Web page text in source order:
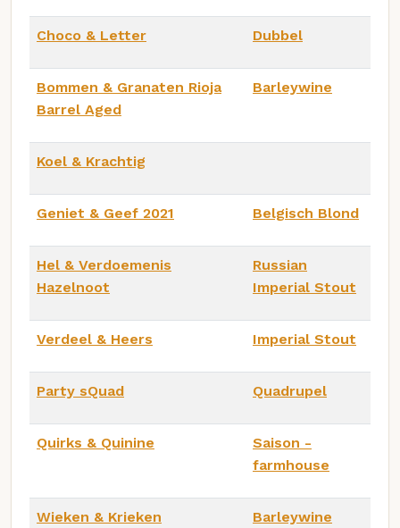
Choco & Letter Dubbel
Bommen & Granaten Rioja
Barrel Aged
Barleywine
Koel & Krachtig
Geniet & Geef 2021 Belgisch Blond
Hel & Verdoemenis
Hazelnoot
Russian
Imperial Stout
Verdeel & Heers Imperial Stout
Party sQuad Quadrupel
Quirks & Quinine
Saison -
farmhouse
Wieken & Krieken Barleywine